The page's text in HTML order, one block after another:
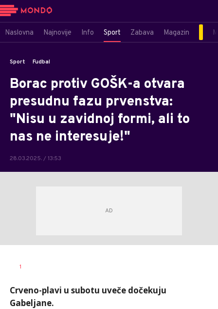
Naslovna Najnovije Info Sport Zabava Magazin
Sport Fudbal
Borac protiv GOŠK-a otvara
presudnu fazu prvenstva:
"Nisu u zavidnoj formi, ali to
nas ne interesuje!"
28.03.2025. / 13:53
AUTOR
1
Crveno-plavi u subotu uveče dočekuju
Gabeljane.